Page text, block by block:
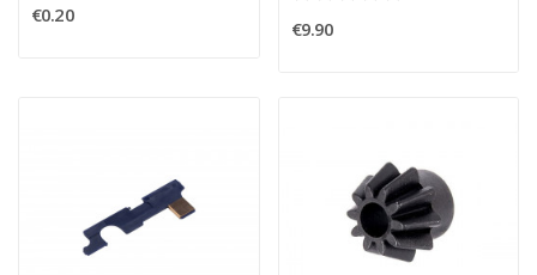
€0.20
€9.90